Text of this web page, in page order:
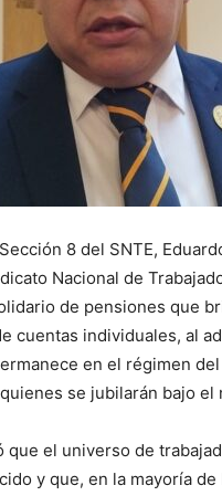
8 del SNTE,
Nacional de
de pensiones que
cuentas individuales, al
en el régimen
se jubilarán bajo el
el universo de
y que, en la mayoría